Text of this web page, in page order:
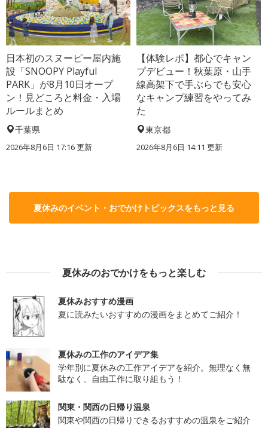
日本初のスヌーピー屋内施
設「SNOOPY Playful
PARK」が8月10日オープ
ン！見どころと料金・入場
ルールまとめ
千葉県
2026年8月6日 17:16更新
【体験レポ】都心でキャン
プデビュー！秋葉原・山手
線高架下で手ぶらでも安心
なキャンプ練習をやってみ
た
東京都
2026年8月6日 14:11 更新
夏休みのイベント・おでかけトピックスをもっと見る
夏休みのおでかけをもっと楽しむ
夏休みおすすめ漫画
夏に読みたいおすすめの漫画をまとめてご紹介！
夏休みの工作のアイデア集
学年別に夏休みの工作アイデアを紹介。無理なく無
駄なく、自由工作に取り組もう！
関東・関西の日帰り温泉
関東や関西の日帰りできるおすすめの温泉をご紹介